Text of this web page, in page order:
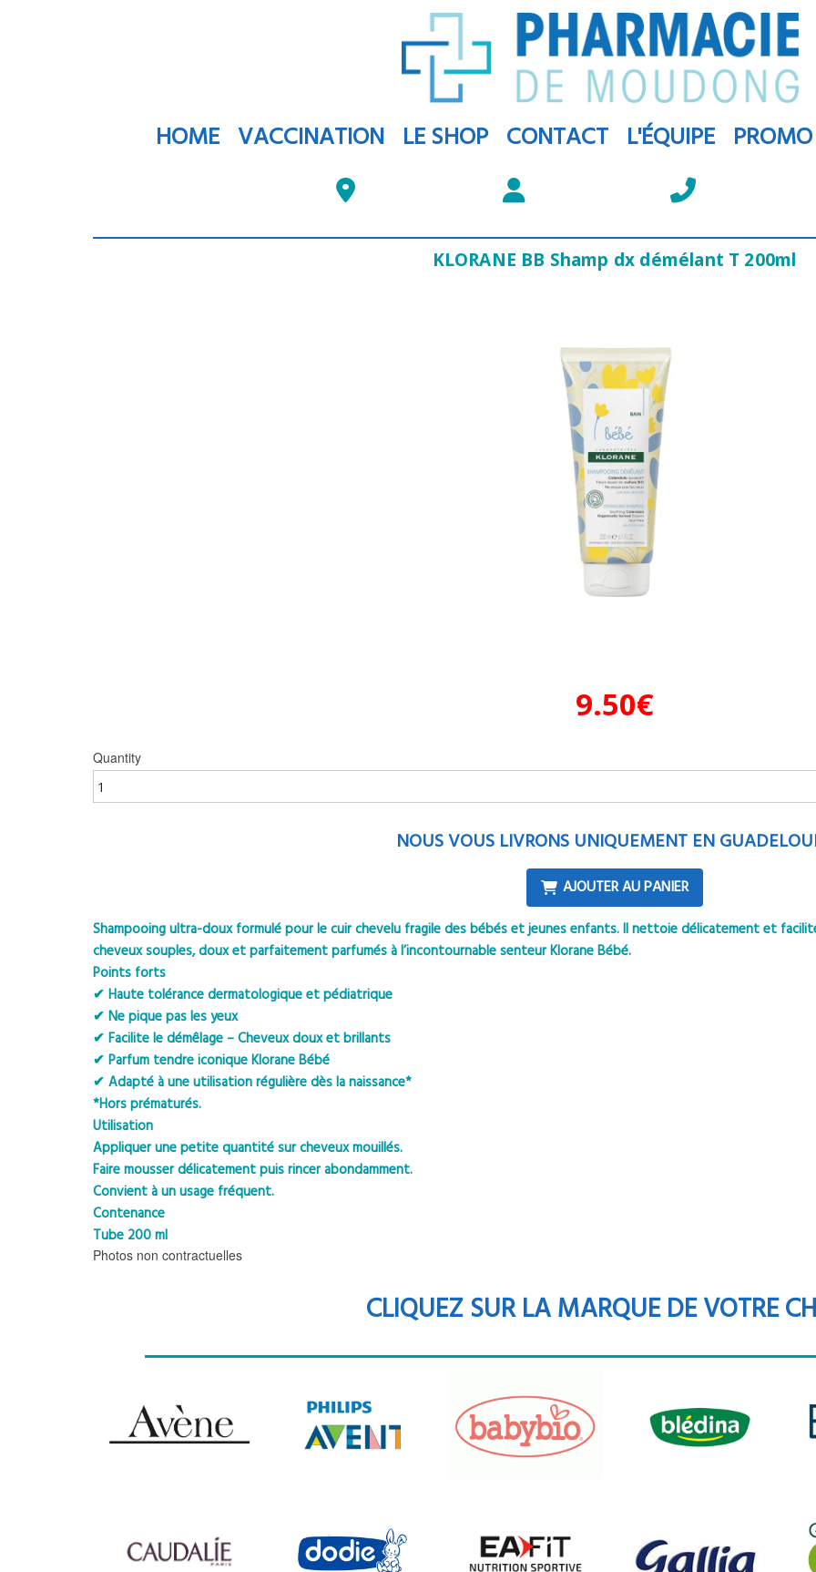
HOME VACCINATION LE SHOP CONTACT L'ÉQUIPE PROMO
KLORANE BB Shamp dx démélant T 200ml
9.50€
Quantity
NOUS VOUS LIVRONS UNIQUEMENT EN
AJOUTER AU PANIER
Shampooing ultra-doux formulé pour le cuir chevelu fragile des bébés et jeunes enfants. Il nettoie délicatement et
cheveux souples, doux et parfaitement parfumés à l’incontournable senteur Klorane Bébé.
Points forts
✔ Haute tolérance dermatologique et pédiatrique
✔ Ne pique pas les yeux
✔ Facilite le démêlage – Cheveux doux et brillants
✔ Parfum tendre iconique Klorane Bébé
✔ Adapté à une utilisation régulière dès la naissance*
*Hors prématurés.
Utilisation
Appliquer une petite quantité sur cheveux mouillés.
Faire mousser délicatement puis rincer abondamment.
Convient à un usage fréquent.
Contenance
Tube 200 ml
Photos non contractuelles
CLIQUEZ SUR LA MARQUE DE VOTRE